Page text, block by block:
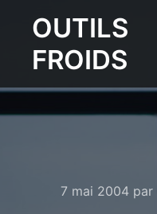
OUTILS
FROIDS
7 mai 2004par